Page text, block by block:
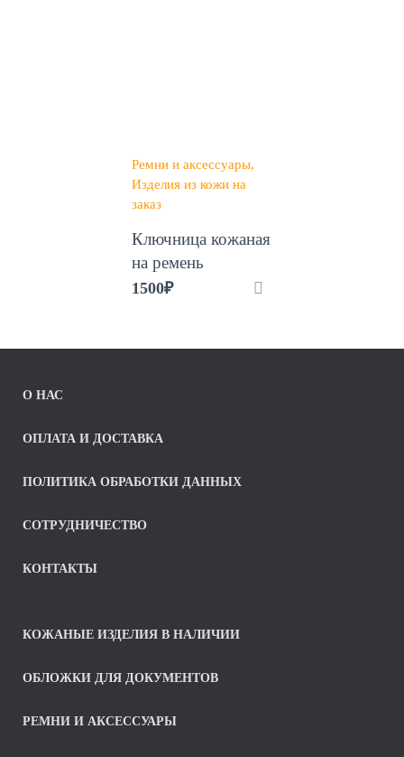
Ремни и аксессуары
Изделия из кожи на
заказ
Ключница кожаная
на ремень
1500₽
О НАС
ОПЛАТА И ДОСТАВКА
ПОЛИТИКА ОБРАБОТКИ ДАННЫХ
СОТРУДНИЧЕСТВО
КОНТАКТЫ
КОЖАНЫЕ ИЗДЕЛИЯ В НАЛИЧИИ
ОБЛОЖКИ ДЛЯ ДОКУМЕНТОВ
РЕМНИ И АКСЕССУАРЫ